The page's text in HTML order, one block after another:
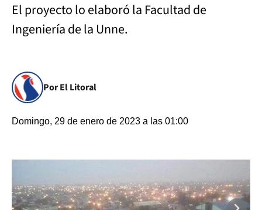
El proyecto lo elaboró la Facultad de
Ingeniería de la Unne.
Por El Litoral
Domingo, 29 de enero de 2023 a las 01:00